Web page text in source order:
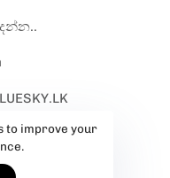
to improve your